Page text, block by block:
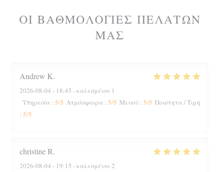
ΟΙ ΒΑΘΜΟΛΟΓΊΕΣ ΠΕΛΑΤΏΝ
ΜΑΣ
Andrew K
2026-08-04 - 18:45 - καλεσμένοι 1
Υπηρεσία : 5/5 Ατμόσφαιρα : 5/5 Μενού : 5/5 Ποιότητα / Τιμή
: 5/5
christineR
2026-08-04 - 19:15 - καλεσμένοι 2